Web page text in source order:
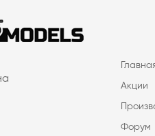
Акции
Форум